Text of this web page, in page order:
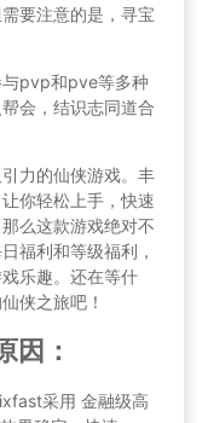
要注意的是，寻宝
pvp和pve等多种
会，结识志同道合
力的仙侠游戏。丰
你轻松上手，快速
么这款游戏绝对不
福利和等级福利，
乐趣。还在等什
侠之旅吧！
因：
采用 金融级高